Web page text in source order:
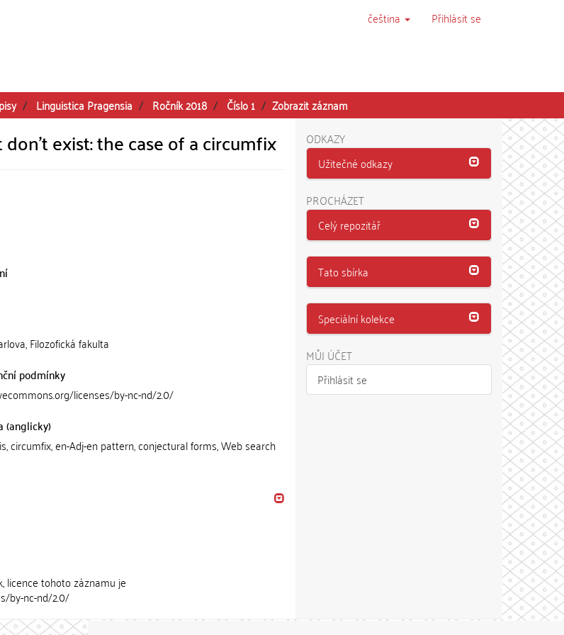
čeština Přihlásit se
Linguistica Pragensia Ročník 2018 Číslo 1 Zobrazit záznam
exist: the case of a circumfix
Filozofická fakulta
podmínky
licenses/by-nc-nd/2.0/
(anglicky)
circumfix, en-Adj-en pattern, conjectural forms, Web search
licence tohoto záznamu je
by-nc-nd/2.0/
ODKAZY
Užitečné odkazy
PROCHÁZET
Celý repozitář
Tato sbírka
Speciální kolekce
MŮJ ÚČET
Přihlásit se